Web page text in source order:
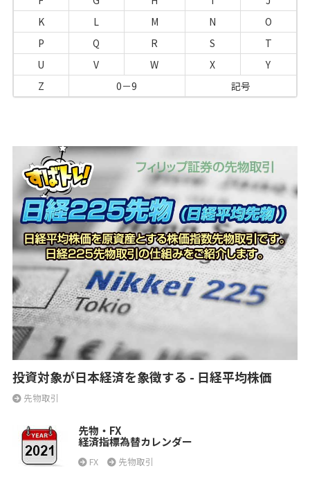
K
L M N
O
P
Q R S
T
U
V W X
Y
Z
0－9 記号
投資対象が日本経済を象徴する - 日経平均株価
先物取引
先物・FX
経済指標為替カレンダー
FX 先物取引